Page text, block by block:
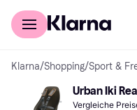
Für Shopper
Klarna/Shopping/Sport &
Urban Iki
Vergleiche